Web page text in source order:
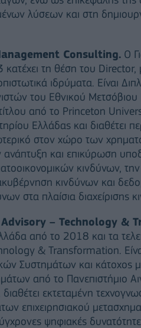
λύσεων και στη
Consulting. Ο
τη θέση του
ιδρύματα. Είναι
του Εθνικού Μετσόβιου
τίτλου από το Princeton
Ελλάδας και διαθέτει
στον χώρο των
ανάπτυξη και επικύρωση
κινδύνων,
κινδύνων και
στα πλαίσια διαχείρισης
– Technology &
από το 2018 και τα
& Transformation.
Συστημάτων και κάτοχος
από το Πανεπιστήμιο
εκτεταμένη
επιχειρησιακού
ψηφιακές